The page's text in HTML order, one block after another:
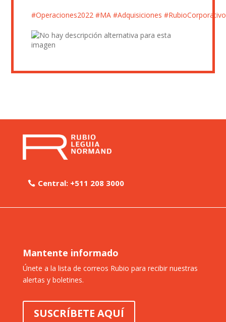
#Operaciones2022 #MA #Adquisiciones #RubioCorporativo
Central: +511 208 3000
Mantente informado
Únete a la lista de correos Rubio para recibir nuestras
alertas y boletines.
SUSCRÍBETE AQUÍ